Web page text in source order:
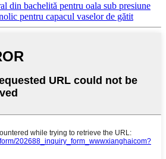
din bachelită pentru oala sub presiune
pentru capacul vaselor de gătit